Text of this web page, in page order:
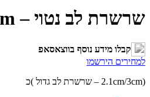
שרשרת לב נטוי – 2.1cm/3cm
קבלו מידע נוסף בווצאסאפ
למחירים הירשמו
(2.1cm/3cm – שרשרת לב גדול )כ